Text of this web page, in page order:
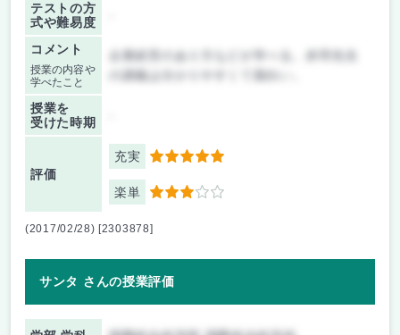
テストの方
式や難易度
コメント
授業の内容や
学べたこと
企業経営のあり方などが学べる。赤羽先生
の講義は分かりやすくて面白い。
授業を
受けた時期
評価
充実 5
楽単 3
(2017/02/28) [2303878]
サンタ さんの授業評価